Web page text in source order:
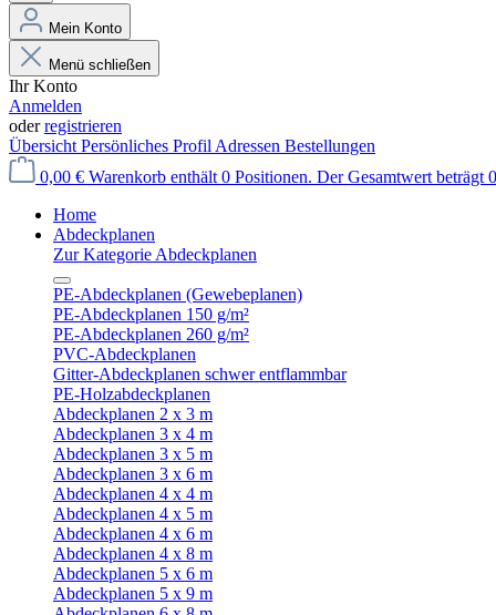
Mein Konto
Menü schließen
Ihr Konto
Anmelden
oderregistrieren
Übersicht Persönliches Profil Adressen Bestellungen
0,00 € Warenkorb enthält 0 Positionen. Der Gesamtwert beträgt
Home
Abdeckplanen
Zur Kategorie Abdeckplanen
PE-Abdeckplanen (Gewebeplanen)
PE-Abdeckplanen 150 g/m²
PE-Abdeckplanen 260 g/m²
PVC-Abdeckplanen
Gitter-Abdeckplanen schwer entflammbar
PE-Holzabdeckplanen
Abdeckplanen 2 x 3 m
Abdeckplanen 3 x 4 m
Abdeckplanen 3 x 5 m
Abdeckplanen 3 x 6 m
Abdeckplanen 4 x 4 m
Abdeckplanen 4 x 5 m
Abdeckplanen 4 x 6 m
Abdeckplanen 4 x 8 m
Abdeckplanen 5 x 6 m
Abdeckplanen 5 x 9 m